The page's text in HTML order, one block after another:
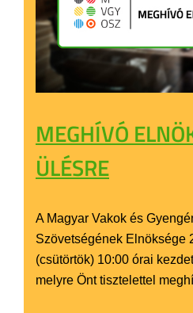
MEGHÍVÓ
ÜLÉSRE
A Magyar Vakok és
Szövetségének Elnöksége
(csütörtök) 10:00 órai
melyre Önt tisztelettel